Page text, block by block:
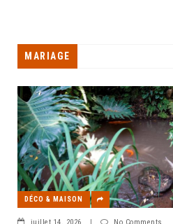
MARIAGE
DÉCO & MAISON